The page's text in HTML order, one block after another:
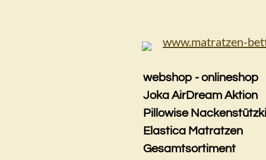
webshop - onlineshop
Joka AirDream Aktion
Pillowise
Elastica Matratzen
Gesamtsortiment